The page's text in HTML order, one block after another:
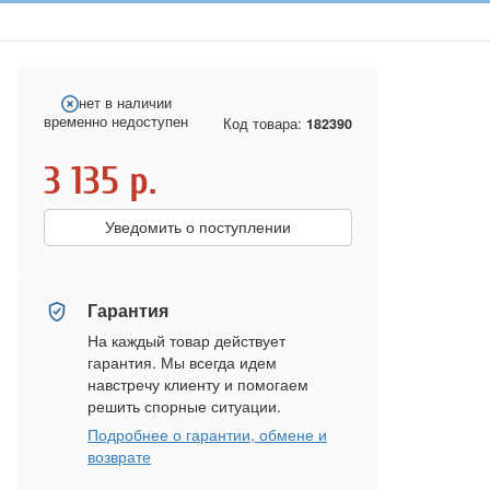
нет в наличии
временно недоступен
Код товара: 182390
3 135 р.
Уведомить о поступлении
Гарантия
На каждый товар действует
гарантия. Мы всегда идем
навстречу клиенту и помогаем
решить спорные ситуации.
Подробнее о гарантии, обмене и
возврате